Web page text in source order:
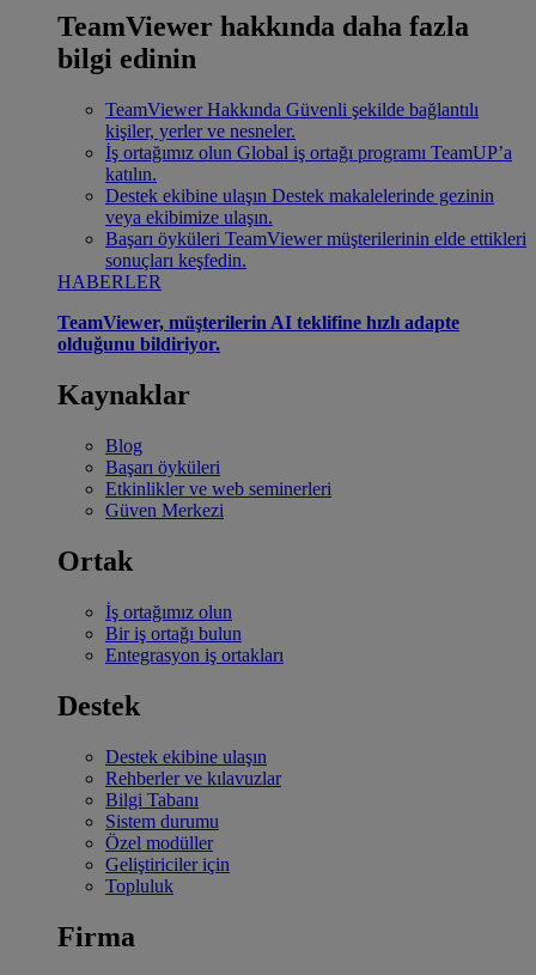
TeamViewer hakkında daha fazla
bilgi edinin
TeamViewer Hakkında Güvenli şekilde bağlantılı
kişiler, yerler ve nesneler.
İş ortağımız olun Global iş ortağı programı TeamUP’a
katılın.
Destek ekibine ulaşın Destek makalelerinde gezinin
veya ekibimize ulaşın.
Başarı öyküleri TeamViewer müşterilerinin elde ettikleri
sonuçları keşfedin.
HABERLER
TeamViewer, müşterilerin AI teklifine hızlı adapte
olduğunu bildiriyor.
Kaynaklar
Blog
Başarı öyküleri
Etkinlikler ve web seminerleri
Güven Merkezi
Ortak
İş ortağımız olun
Bir iş ortağı bulun
Entegrasyon iş ortakları
Destek
Destek ekibine ulaşın
Rehberler ve kılavuzlar
Bilgi Tabanı
Sistem durumu
Özel modüller
Geliştiriciler için
Topluluk
Firma